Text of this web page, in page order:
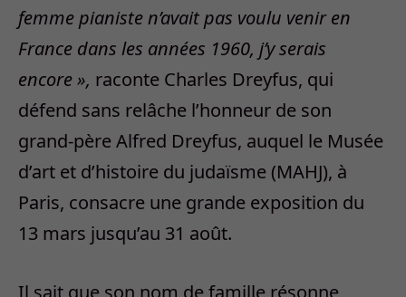
femme pianiste n’avait pas voulu venir en
France dans les années 1960, j’y serais
encore », raconte Charles Dreyfus, qui
défend sans relâche l’honneur de son
grand-père Alfred Dreyfus, auquel le Musée
d’art et d’histoire du judaïsme (MAHJ), à
Paris, consacre une grande exposition du
13 mars jusqu’au 31 août.
Il sait que son nom de famille résonne